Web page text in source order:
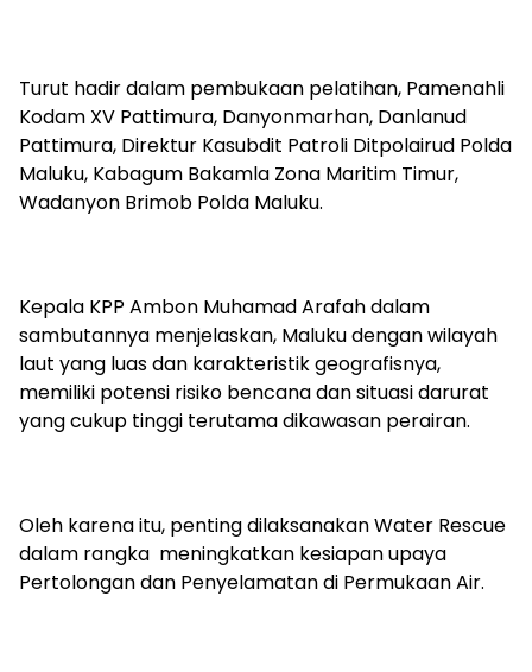
Turut hadir dalam pembukaan pelatihan, Pamenahli
Kodam XV Pattimura, Danyonmarhan, Danlanud
Pattimura, Direktur Kasubdit Patroli Ditpolairud Polda
Maluku, Kabagum Bakamla Zona Maritim Timur,
Wadanyon Brimob Polda Maluku.
Kepala KPP Ambon Muhamad Arafah dalam
sambutannya menjelaskan, Maluku dengan wilayah
laut yang luas dan karakteristik geografisnya,
memiliki potensi risiko bencana dan situasi darurat
yang cukup tinggi terutama dikawasan perairan.
Oleh karena itu, penting dilaksanakan Water Rescue
dalam rangka meningkatkan kesiapan upaya
Pertolongan dan Penyelamatan di Permukaan Air.